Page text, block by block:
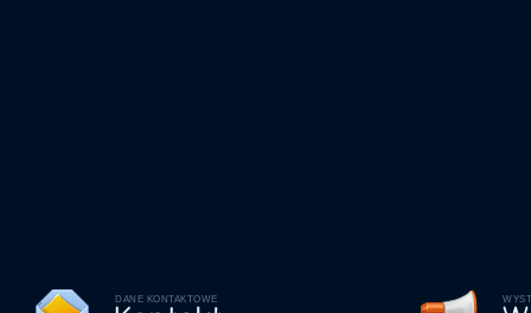
DANE KONTAKTOWE